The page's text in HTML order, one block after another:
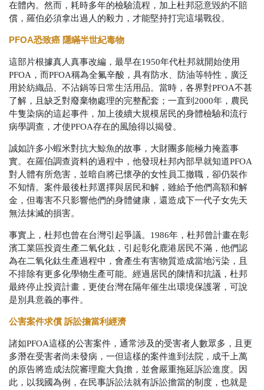
在體內。然而，耗時多年的檢驗流程，加上杜邦惡意毀約不賠
償，羅伯必須拿出過人的毅力，才能堅持打完這場戰役。
PFOA恐致癌 隱瞞半世紀毒物
這部片根據真人真事改編，最早在1950年代杜邦就開始使用
PFOA，而PFOA稱為全氟辛酸，具有防水、防油等特性，廣泛
用於紡織品、不沾鍋等日常生活用品。當時，各界對PFOA不甚
了解，且缺乏對廢棄物處理的完整配套；一直到2000年，農民
牛隻染病的這起事件，加上後續大規模居民的身體檢驗和流行
病學調查，才使PFOA存在的風險得以揭發。
誠如許多小蝦米對抗大鯨魚的故事，大財團多能極力掩蓋事
實。在羅伯調查資料的過程中，他發現杜邦內部早就知道PFOA
對人體有所危害，並暗自將已懷孕的女性員工撤職，卻仍裝作
不知情。案件最後杜邦選擇與居民和解，雖給予他們高額和解
金，但毒害不只影響他們的身體健康，還造成下一代子女先天
無法抹滅的損害。
事實上，杜邦也曾在台灣引起爭議。1986年，杜邦曾計畫在彰
濱工業區投資生產二氧化鈦，引起彰化鹿港居民不滿，他們認
為在二氧化鈦生產過程中，會產生有害物質造成當地污染，且
不排除有更多化學物生產可能。經過居民的陳情和抗議，杜邦
最終停止投資計畫，更使台灣在隔年催生出環境保護署，可說
是別具意義的事件。
公害案件求償 訴訟擔當利經濟
諸如PFOA這樣的公害案件，通常涉及的受害者人數眾多，且更
多潛在受害者尚未發病，一但這樣的案件進到法院，成千上萬
的原告將造成法院審理龐大負擔，並會嚴重拖延訴訟進度。因
此，以我國為例，在民事訴訟法就有訴訟擔當的制度，也就是